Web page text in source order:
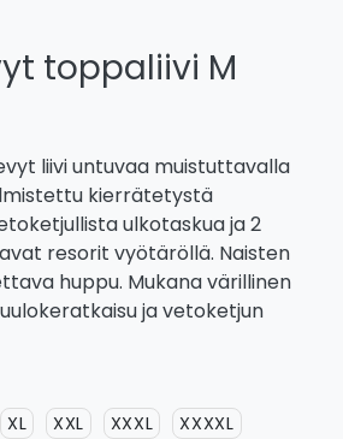
toppaliivi M
liivi untuvaa muistuttavalla
kierrätetystä
ulkotaskua ja 2
resorit vyötäröllä. Naisten
huppu. Mukana värillinen
ja vetoketjun
XL XXL XXXL XXXXL